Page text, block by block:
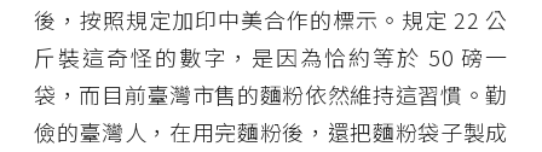
後，按照規定加印中美合作的標示。規定 22 公
斤裝這奇怪的數字，是因為恰約等於 50 磅一
袋，而目前臺灣市售的麵粉依然維持這習慣。勤
儉的臺灣人，在用完麵粉後，還把麵粉袋子製成